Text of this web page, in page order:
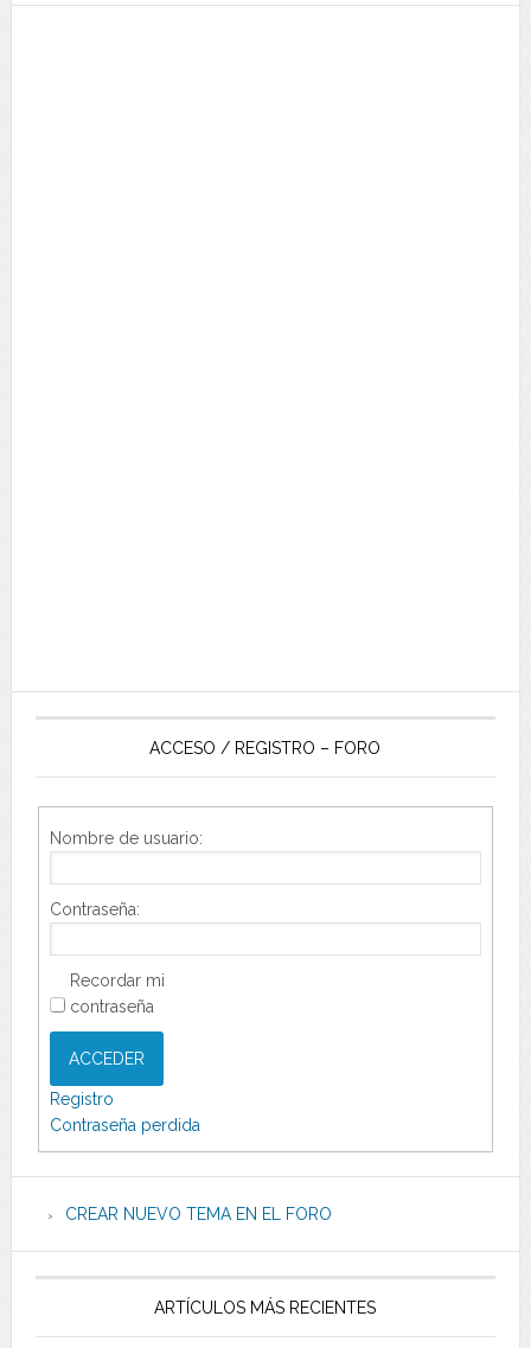
ACCESO / REGISTRO – FORO
Nombre de usuario:
Contraseña:
Recordar mi
contraseña
ACCEDER
Registro
Contraseña perdida
CREAR NUEVO TEMA EN EL FORO
ARTÍCULOS MÁS RECIENTES